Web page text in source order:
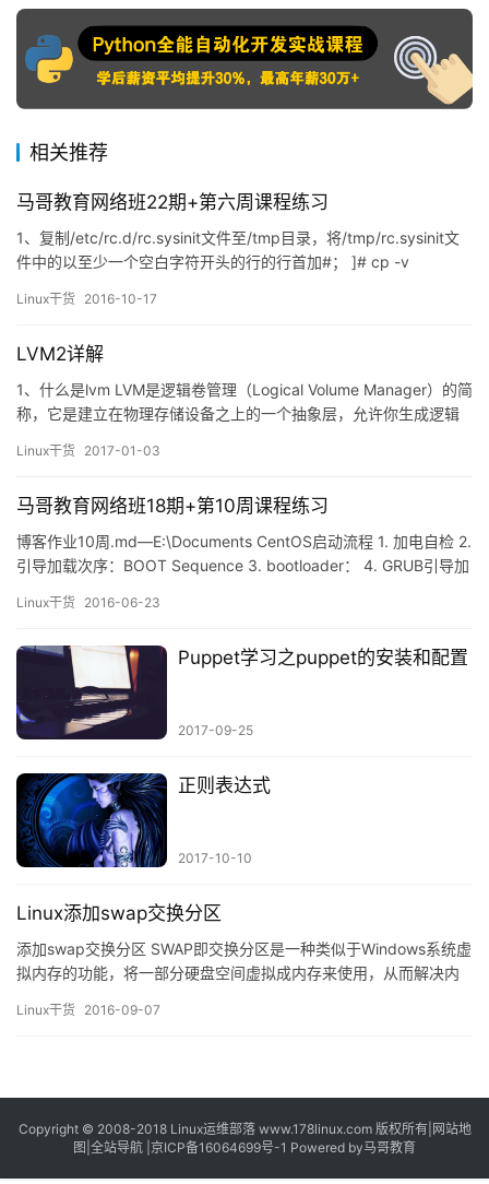
相关推荐
马哥教育网络班22期+第六周课程练习
1、复制/etc/rc.d/rc.sysinit文件至/tmp目录，将/tmp/rc.sysinit文
件中的以至少一个空白字符开头的行的行首加#； ]# cp -v
`/tmp/rc.sysinit&…
Linux干货 2016-10-17
LVM2详解
1、什么是lvm LVM是逻辑卷管理（Logical Volume Manager）的简
称，它是建立在物理存储设备之上的一个抽象层，允许你生成逻辑
将存储虚拟化,使用逻辑卷,你不会受限于物理磁盘的大小,另外,与硬
调整卷大小或数据迁移.这样…
Linux干货 2017-01-03
马哥教育网络班18期+第10周课程练习
博客作业10周.md—E:\Documents CentOS启动流程 1. 加电自检 2.
引导加载次序：BOOT Sequence 3. bootloader： 4. GRUB引导加
9. 设置登陆终端 整体总结 习题 习题1 习题2 习题3 习题4 习题5 习
Linux干货 2016-06-23
Puppet学习之puppet的安装和配置
2017-09-25
正则表达式
2017-10-10
Linux添加swap交换分区
添加swap交换分区 SWAP即交换分区是一种类似于Windows系统虚
拟内存的功能，将一部分硬盘空间虚拟成内存来使用，从而解决内
上比真实物理内存要慢很多，一般只有当真实物理内存耗尽时才会
Linux干货 2016-09-07
Copyright © 2008-2018 Linux运维部落www.178linux.com 版权所有| 网站地
图 全站导航 京ICP备16064699号-1 Powered by马哥教育